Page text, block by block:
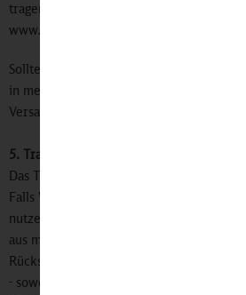
tragen ist. Weitere Informationen
www.swisspost.com.
Sollte aus technischen oder logistischen
in mehreren Etappen erfolgen,
Versandkostenbeteiligung natürlich nur
5. Transportschäden
Das Transportrisiko übernimmt die
Falls Ware bei Ihnen durch den
nutzen Sie bitte das kostenlose
aus mehreren Einzelteilen, so stellen Sie
Rücksendung wieder den
- soweit möglich - die